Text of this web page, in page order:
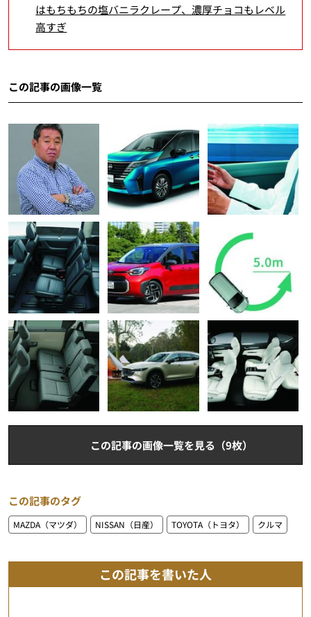
はもちもちの塩バニラクレープ、濃厚チョコもレベル
高すぎ
この記事の画像一覧
この記事の画像一覧を見る（9枚）
この記事のタグ
MAZDA（マツダ） NISSAN（日産） TOYOTA（トヨタ） クルマ
この記事を書いた人